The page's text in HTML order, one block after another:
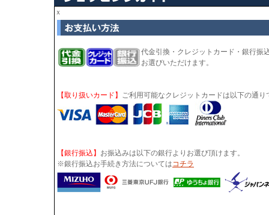
ｘ
代金引換・クレジットカード・銀行振
お選びいただけます。
【取り扱いカード】 ご利用可能なクレジットカードは以下の通り
【銀行振込】 お振込みは以下の銀行よりお選び頂けます。
※銀行振込お手続き方法についてはコチラ